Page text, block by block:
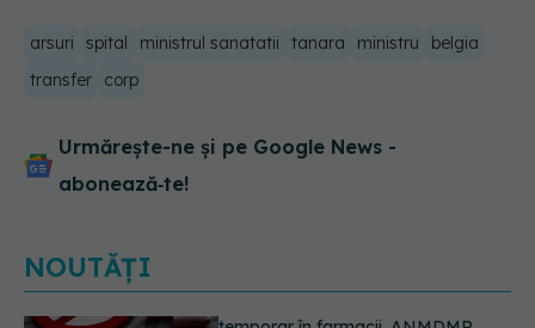
arsuri spital ministrul sanatatii tanara ministru
belgia
transfer
corp
Urmărește-ne și pe Google News -
abonează‑te!
NOUTĂȚI